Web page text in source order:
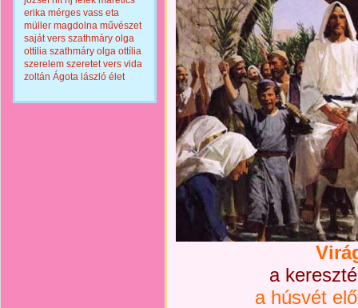
erika mérges vass eta
müller magdolna művészet
saját vers szathmáry olga
ottilia szathmáry olga ottília
szerelem szeretet vers vida
zoltán Ágota lászló élet
a
a húsvét